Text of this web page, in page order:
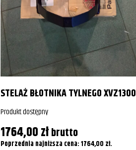
STELAŻ BŁOTNIKA TYLNEGO XVZ1300
Produkt dostępny
1764,00złbrutto
Poprzednia najniższa cena:1764,00 zł.